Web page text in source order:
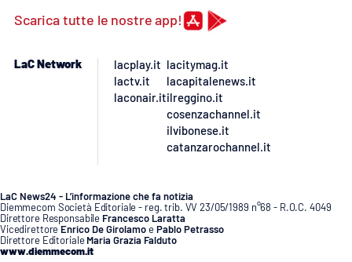
Scarica tutte le nostre app!
LaC Network
lacplay.it
lactv.it
laconair.it
lacitymag.it
lacapitalenews.it
ilreggino.it
cosenzachannel.it
ilvibonese.it
catanzarochannel.it
LaC News24 - L’informazione che fa notizia
Diemmecom Società Editoriale - reg. trib. VV 23/05/1989 n°68 - R.O.C. 4049
Direttore Responsabile Francesco Laratta
Vicedirettore Enrico De GirolamoePablo Petrasso
Direttore Editoriale Maria Grazia Falduto
www.diemmecom.it